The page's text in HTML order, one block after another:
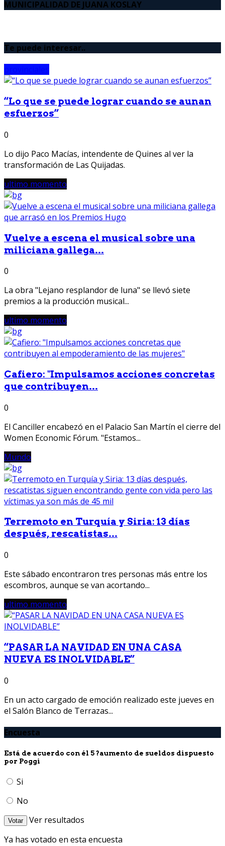
MUNICIPALIDAD DE JUANA KOSLAY
Te puede interesar..
“Lo que se puede lograr cuando se aunan
esfuerzos”
0
Lo dijo Paco Macías, intendente de Quines al ver la
transformación de Las Quijadas.
ultimo momento
Vuelve a escena el musical sobre una
miliciana gallega...
0
La obra "Lejano resplandor de luna" se llevó siete
premios a la producción musical...
ultimo momento
Cafiero: "Impulsamos acciones concretas
que contribuyen...
0
El Canciller encabezó en el Palacio San Martín el cierre del
Women Economic Fórum. "Estamos...
Mundo
Terremoto en Turquía y Siria: 13 días
después, rescatistas...
0
Este sábado encontraron tres personas más entre los
escombros, aunque se van acortando...
ultimo momento
“PASAR LA NAVIDAD EN UNA CASA
NUEVA ES INOLVIDABLE”
0
En un acto cargado de emoción realizado este jueves en
el Salón Blanco de Terrazas...
Encuesta
Está de acuerdo con él 5 ?aumento de sueldos dispuesto
por Poggi
Si
No
Votar
Ver resultados
Ya has votado en esta encuesta